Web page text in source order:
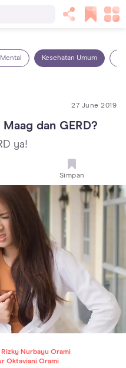
Kesehatan Umum
27 June 2019
dan GERD?
ya!
Simpan
Rizky Nurbayu Orami
Oktaviani Orami